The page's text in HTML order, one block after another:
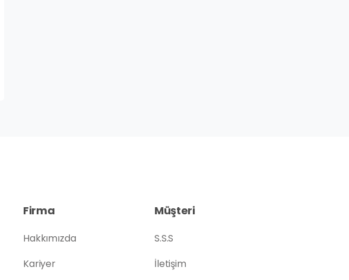
Firma
Hakkımızda
Kariyer
Müşteri
S.S.S
İletişim